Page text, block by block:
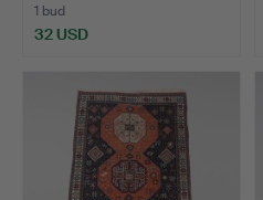
1 bud
32 USD